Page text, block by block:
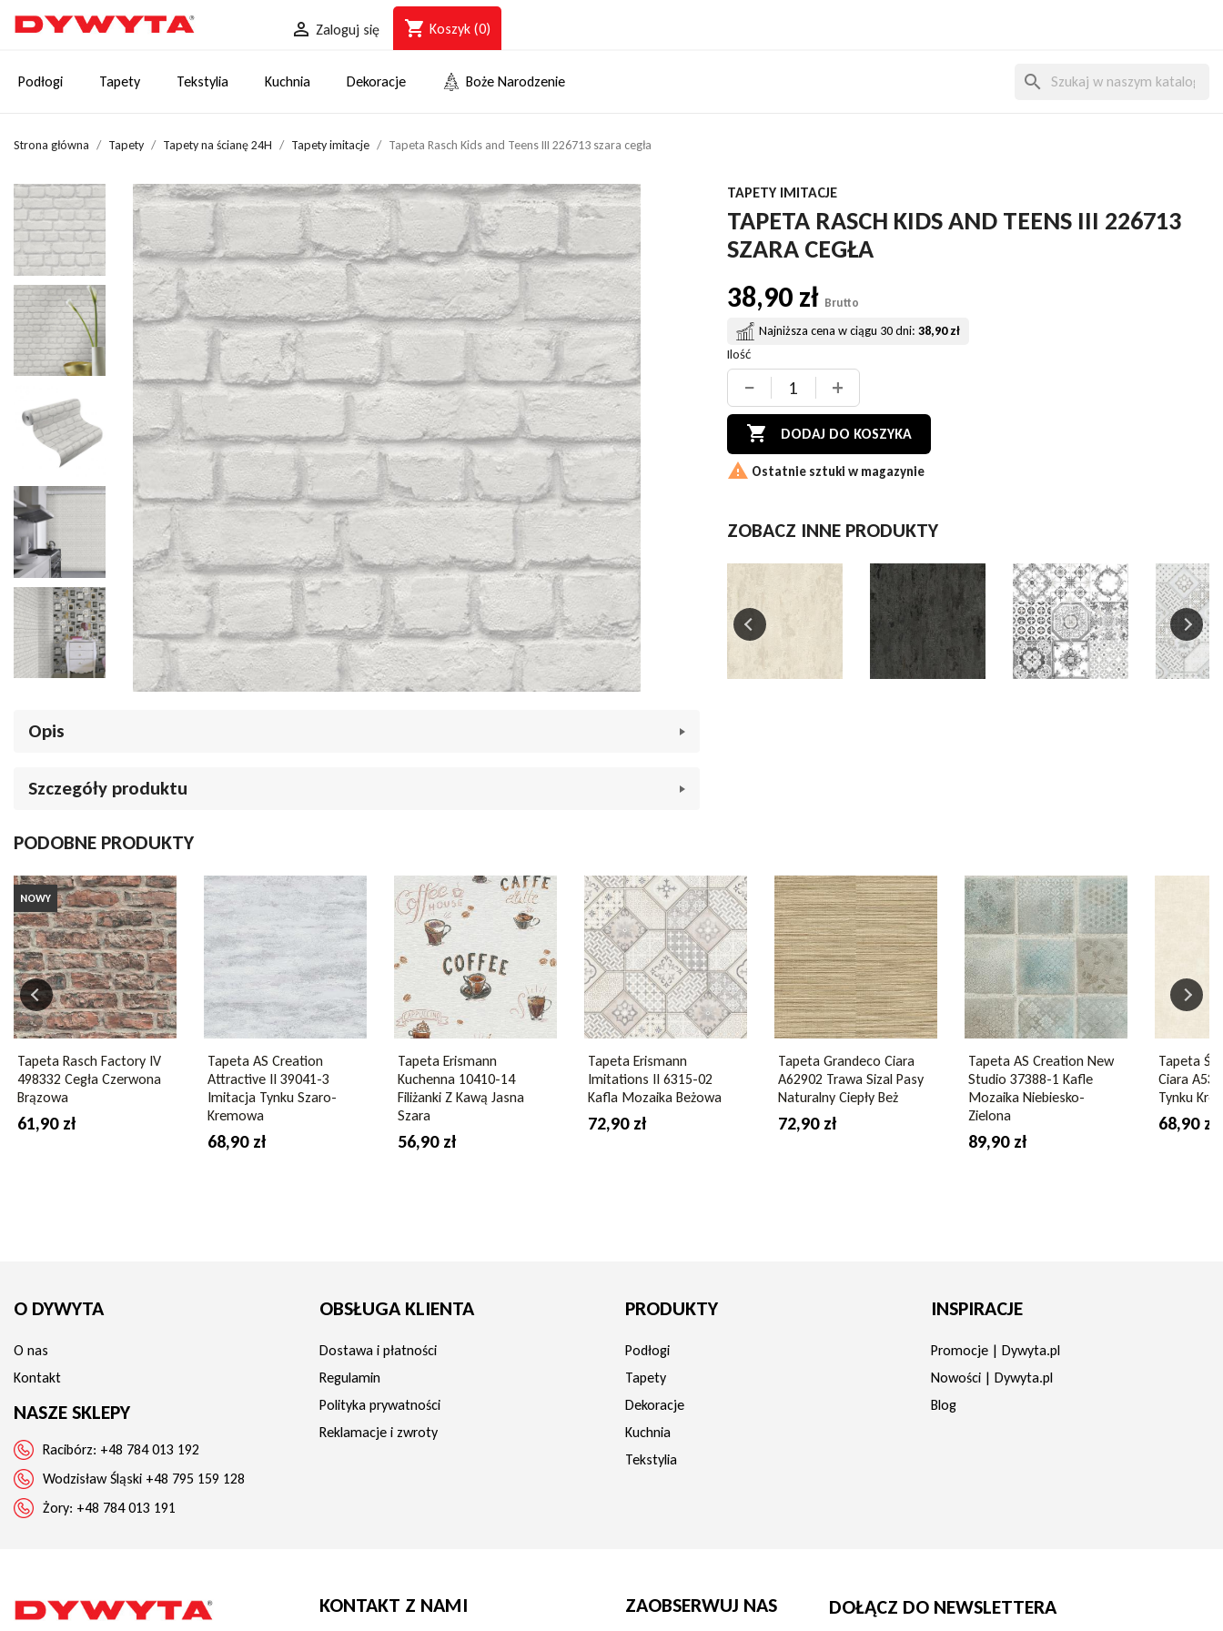
 Zaloguj się shopping_cart Koszyk (0)
Podłogi Tapety Tekstylia Kuchnia Dekoracje Boże Narodzenie search
Strona główna Tapety Tapety na ścianę 24H Tapety imitacje Tapeta Rasch Kids and Teens III 226713 szara cegła
Opis
salonu, sypialni, czy pokoju młodzieżowego.
posmarować klejem ścianę i tapetę i przykleić.
Zapraszamy do zapoznania się z kolekcją tapet imitujących sklepu internetowego Dywyta.pl!
Szczegóły produktu
Marka Tapety imitacje
W magazynie 1 Przedmiot
Opis
Kolekcja Kids and Teens III
Marka Rasch
Szerokość rolki 53 cm
Długość rolki 10,05 mb
TAPETY IMITACJE
TAPETA RASCH KIDS AND TEENS III 226713
SZARA CEGŁA
38,90 zł Brutto
Najniższa cena w ciągu 30 dni: 38,90 zł
Ilość
− +
 DODAJ DO KOSZYKA
 Ostatnie sztuki w magazynie
ZOBACZ INNE PRODUKTY
PODOBNE PRODUKTY
Tapeta Rasch Factory IV
498332 Cegła Czerwona
Brązowa
61,90 zł
NOWY
Tapeta AS Creation
Attractive II 39041-3
Imitacja Tynku Szaro-
Kremowa
68,90 zł
Tapeta Erismann
Kuchenna 10410-14
Filiżanki Z Kawą Jasna
Szara
56,90 zł
Tapeta Erismann
Imitations II 6315-02
Kafla Mozaika Beżowa
72,90 zł
Tapeta Grandeco Ciara
A62902 Trawa Sizal Pasy
Naturalny Ciepły Beż
72,90 zł
Tapeta AS Creation New
Studio 37388-1 Kafle
Mozaika Niebiesko-
Zielona
89,90 zł
Tapeta
Ciara
Tynku
68,90 zł
O DYWYTA
O nas
Kontakt
NASZE SKLEPY
Racibórz: +48 784 013 192
Wodzisław Śląski +48 795 159 128
Żory: +48 784 013 191
OBSŁUGA KLIENTA
Dostawa i płatności
Regulamin
Polityka prywatności
Reklamacje i zwroty
PRODUKTY
Podłogi
Tapety
Dekoracje
Kuchnia
Tekstylia
INSPIRACJE
Promocje | Dywyta.pl
Nowości | Dywyta.pl
Blog
KONTAKT Z NAMI ZAOBSERWUJ NAS DOŁĄCZ DO NEWSLETTERA